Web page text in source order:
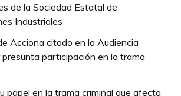
de la Sociedad Estatal de
Industriales
Acciona citado en la Audiencia
presunta participación en la trama
papel en la trama criminal que afecta